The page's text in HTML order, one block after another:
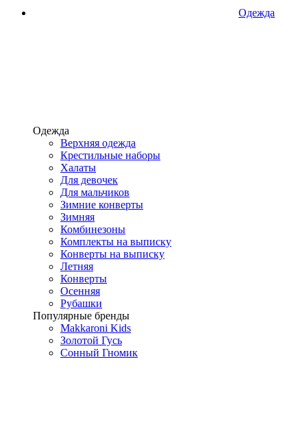
Одежда
Одежда
Верхняя одежда
Крестильные наборы
Халаты
Для девочек
Для мальчиков
Зимние конверты
Зимняя
Комбинезоны
Комплекты на выписку
Конверты на выписку
Летняя
Конверты
Осенняя
Рубашки
Популярные бренды
Makkaroni Kids
Золотой Гусь
Сонный Гномик